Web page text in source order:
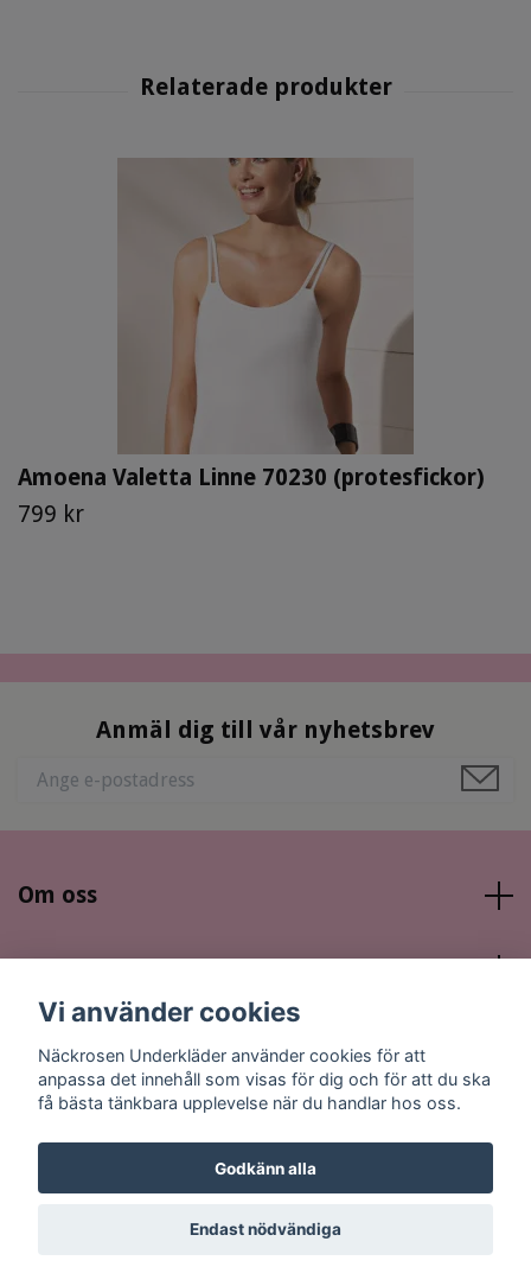
Amoena Valetta Linne 70230 (protesfickor)
799 kr
Anmäl dig till vår nyhetsbrev
Om oss
Sociala medier
© 2026 Näckrosen Underkläder
Vi använder cookies
Näckrosen Underkläder använder cookies för att
anpassa det innehåll som visas för dig och för att du ska
få bästa tänkbara upplevelse när du handlar hos oss.
Godkänn alla
Endast nödvändiga